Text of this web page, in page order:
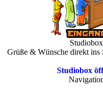
Studiobox
Grüße & Wünsche direkt ins
Studiobox